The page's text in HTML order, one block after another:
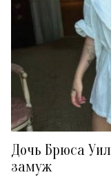
Дочь Брюса
замуж